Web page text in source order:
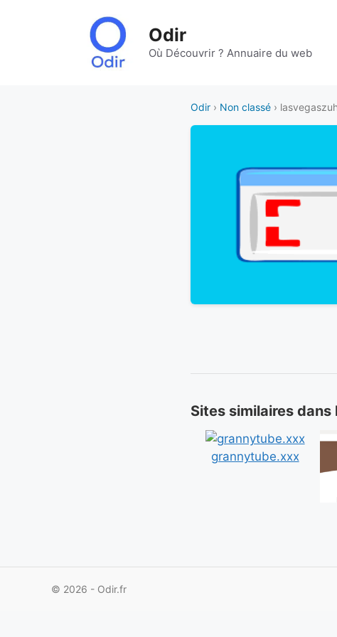
Odir
Où Découvrir ? Annuaire du web
Odir› Non classé›
Sites similaires
grannytube.xxx
© 2026 - Odir.fr